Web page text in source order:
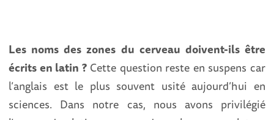
Les noms des zones du cerveau doivent-ils être
écrits en latin ?Cette question reste en suspens car
l’anglais est le plus souvent usité aujourd’hui en
sciences. Dans notre cas, nous avons privilégié